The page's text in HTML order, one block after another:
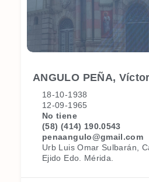
ANGULO PEÑA,
18-10-1938
12-09-1965
No tiene
(58) (414) 190.0543
penaangulo@gmail.com
Urb Luis Omar Sulbarán,
Ejido Edo. Mérida.